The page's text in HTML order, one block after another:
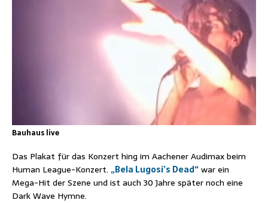
Bauhaus live
Das Plakat für das Konzert hing im Aachener Audimax beim
Human League-Konzert. „Bela Lugosi’s Dead“war ein
Mega-Hit der Szene und ist auch 30 Jahre später noch eine
Dark Wave Hymne.